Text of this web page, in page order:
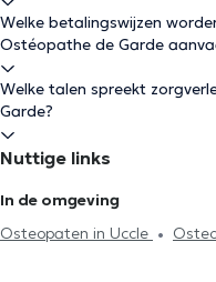
Welke betalingswijzen
Ostéopathe de Garde
Welke talen spreekt
Garde?
Nuttige links
In de omgeving
Osteopaten in Uccle